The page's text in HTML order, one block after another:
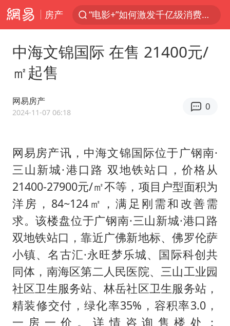
房产
国乒男单横滨冠军赛全军覆没
东航：国内客票提前14天免费退改
美股存储板块集体大跌
日本试射“战斧”导弹，国防部回应
广东雷州通报特教老师招聘违规事件
百花奖开幕式
胡彦斌韩磊 谁帮谁
我国外贸延续良好增长态势
国防部：中国军队坚决反制任何闹海挑衅图谋
“新疆阿勒泰八月能滑雪”不实
中海文锦国际 在售 21400元/
㎡起售
网易房产
2024-11-07 06:18
0
网易房产讯，中海文锦国际位于广钢南·
三山新城·港口路 双地铁站口，价格从
21400-27900元/㎡不等，项目户型面积为
洋房，84~124㎡，满足刚需和改善需
求。该楼盘位于广钢南·三山新城·港口路
双地铁站口，靠近广佛新地标、佛罗伦萨
小镇、名古汇·永旺梦乐城、国际科创共
同体，南海区第二人民医院、三山工业园
社区卫生服务站、林岳社区卫生服务站，
精装修交付，绿化率35%，容积率3.0，
一房一价。详情咨询售楼处：